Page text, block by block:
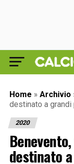
Home » Archivio
destinato a
2020
destinato